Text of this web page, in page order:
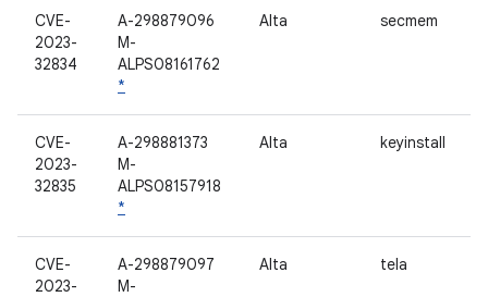
CVE-
2023-
32834
A-298879096
M-
ALPS08161762
*
Alta secmem
CVE-
2023-
32835
A-298881373
M-
ALPS08157918
*
Alta keyinstall
CVE-
2023-
A-298879097
M-
Alta tela